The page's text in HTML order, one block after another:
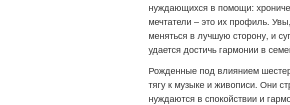
нуждающихся в помощи:
мечтатели – это их профиль.
меняться в лучшую сторону, и
удается достичь гармонии в
Рожденные под влиянием
тягу к музыке и живописи. Они
нуждаются в спокойствии и